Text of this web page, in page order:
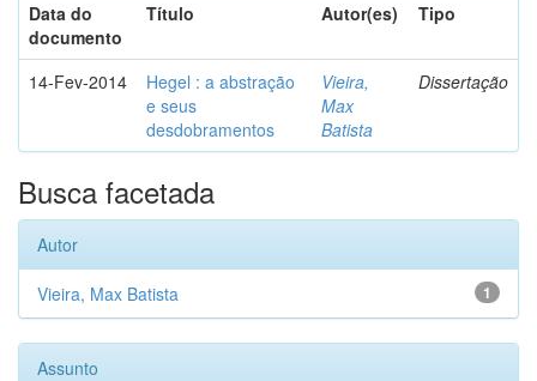
Data do
documento
Título Autor(es) Tipo
14-Fev-2014
Hegel : a abstração
e seus
desdobramentos
Vieira,
Max
Batista
Dissertação
Busca facetada
Autor
1
Vieira, Max Batista
Assunto